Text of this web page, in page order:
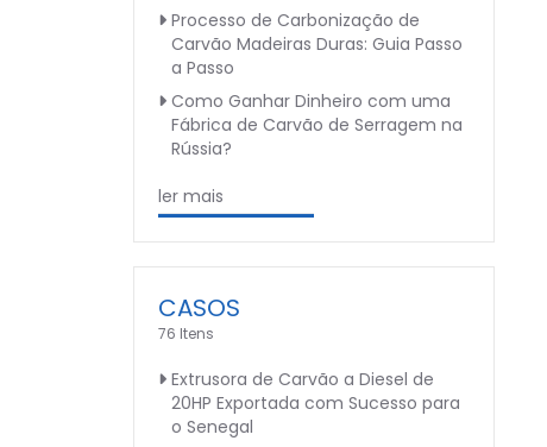
Processo de Carbonização de
Carvão Madeiras Duras: Guia Passo
a Passo
Como Ganhar Dinheiro com uma
Fábrica de Carvão de Serragem na
Rússia?
ler mais
CASOS
76 Itens
Extrusora de Carvão a Diesel de
20HP Exportada com Sucesso para
o Senegal